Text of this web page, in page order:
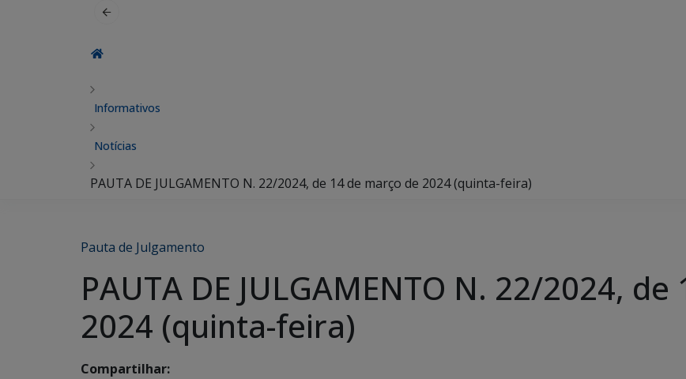
Informativos
Notícias
PAUTA DE JULGAMENTO N. 22/2024, de 14 de março de 2024 (quinta-feira)
Pauta de Julgamento
PAUTA DE JULGAMENTO N. 22/2024,
2024 (quinta-feira)
Compartilhar: